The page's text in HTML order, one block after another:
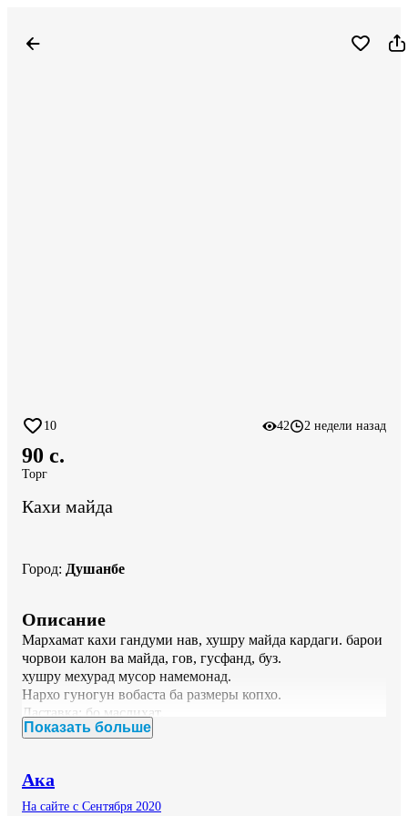
10 42 2 недели назад
90 c.
Торг
Кахи майда
Город: Душанбе
Описание
Мархамат кахи гандуми нав, хушру майда кардаги. барои
чорвои калон ва майда, гов, гусфанд, буз.
хушру мехурад мусор намемонад.
Нархо гуногун вобаста ба размеры копхо.
Даставка: бо маслихат.
адресо: тарафои 9 километр,  Аманальный.
Показать больше
Ака
На сайте с Сентября 2020